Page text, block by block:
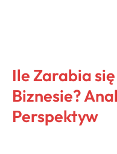
Ile Zarabia
Biznesie?
Perspektyw